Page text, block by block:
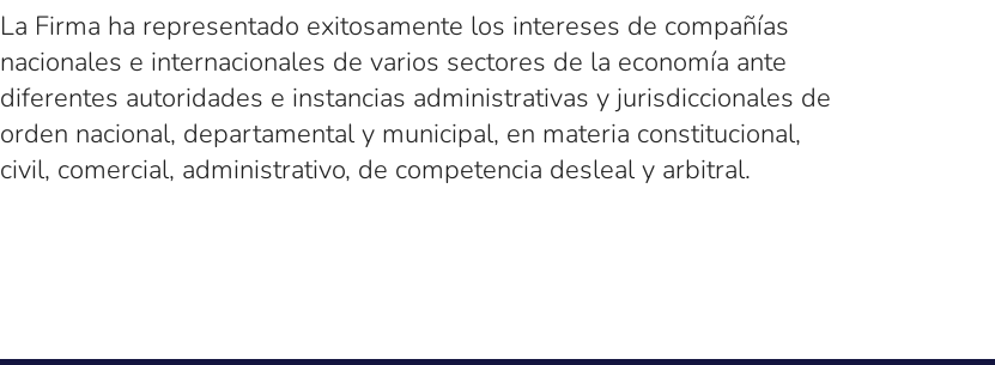
La Firma ha representado exitosamente los intereses de compañías
nacionales e internacionales de varios sectores de la economía ante
diferentes autoridades e instancias administrativas y jurisdiccionales de
orden nacional, departamental y municipal, en materia constitucional,
civil, comercial, administrativo, de competencia desleal y arbitral.